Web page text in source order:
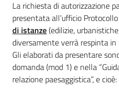
La richiesta di autorizzazione
presentata all’ufficio Protocollo
di istanze(edilizie,
diversamente verrà respinta
Gli elaborati da presentare
domanda (mod 1) e nella
relazione paesaggistica”, e cioè: